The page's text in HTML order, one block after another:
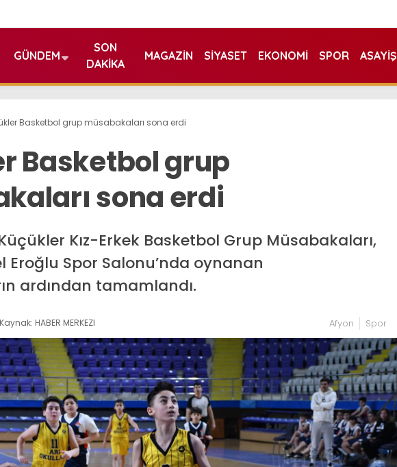
GÜNDEM
SON
DAKIKA
MAGAZIN SIYASET EKONOMI SPOR ASAYIŞ
Basketbol grup müsabakaları sona erdi
Basketbol grup
sona erdi
Kız-Erkek Basketbol Grup Müsabakaları,
Eroğlu Spor Salonu’nda oynanan
ardından tamamlandı.
Kaynak: HABER MERKEZI Afyon Spor